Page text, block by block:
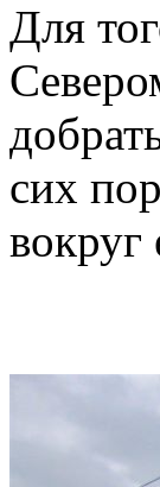
Для
сих